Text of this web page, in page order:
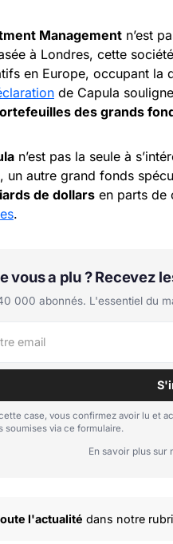
Management n’est
à Londres, cette
en Europe, occupant la
de Capula
des grands
n’est pas la seule à
, un autre grand fonds
de dollars en parts de
.
vous a plu ? Recevez
000 abonnés. L'essentiel du
case, vous confirmez avoir lu et
soumises via ce formulaire.
En savoir plus
l'actualité dans notre